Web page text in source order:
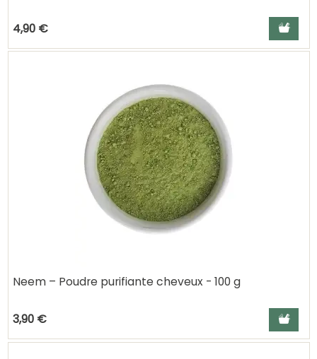
4,90 € Ajouter
Neem – Poudre purifiante cheveux - 100 g
3,90 € Ajouter